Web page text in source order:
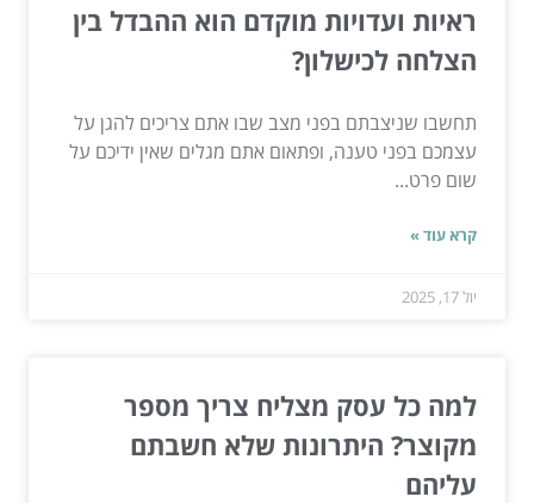
ראיות ועדויות מוקדם הוא ההבדל בין
הצלחה לכישלון?
תחשבו שניצבתם בפני מצב שבו אתם צריכים להגן על
עצמכם בפני טענה, ופתאום אתם מגלים שאין ידיכם על
שום פרט...
קרא עוד »
יול 17, 2025
למה כל עסק מצליח צריך מספר
מקוצר? היתרונות שלא חשבתם
עליהם